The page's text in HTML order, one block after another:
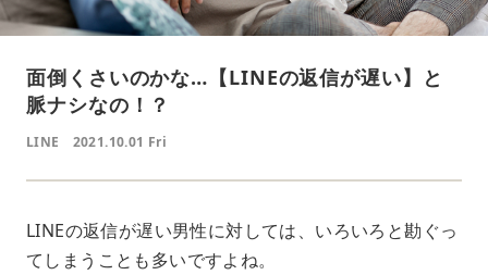
面倒くさいのかな…【LINEの返信が遅い】と
脈ナシなの！？
LINE 2021.10.01 Fri
LINEの返信が遅い男性に対しては、いろいろと勘ぐっ
てしまうことも多いですよね。